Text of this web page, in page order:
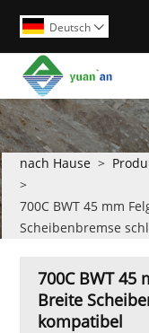
Deutsch 
nach Hause >
>
700C BWT 45 mm
Scheibenbremse
700C BWT 45
Breite
kompatibel